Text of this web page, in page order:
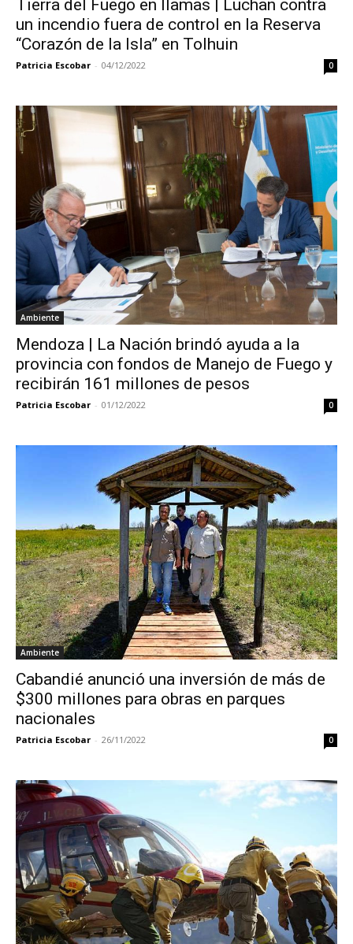
Tierra del Fuego en llamas | Luchan contra
un incendio fuera de control en la Reserva
“Corazón de la Isla” en Tolhuin
Patricia Escobar - 04/12/2022 0
Ambiente
Mendoza | La Nación brindó ayuda a la
provincia con fondos de Manejo de Fuego y
recibirán 161 millones de pesos
Patricia Escobar - 01/12/2022 0
Ambiente
Cabandié anunció una inversión de más de
$300 millones para obras en parques
nacionales
Patricia Escobar - 26/11/2022 0